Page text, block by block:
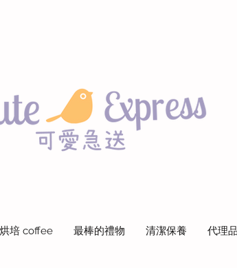
培 coffee 最棒的禮物 清潔保養 代理